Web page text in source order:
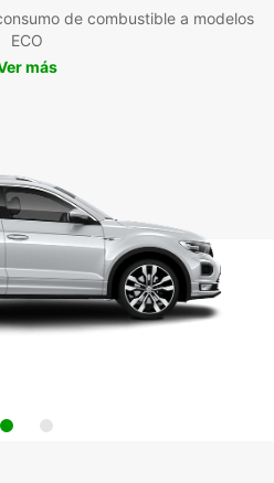
de combustible a modelos
ECO
más